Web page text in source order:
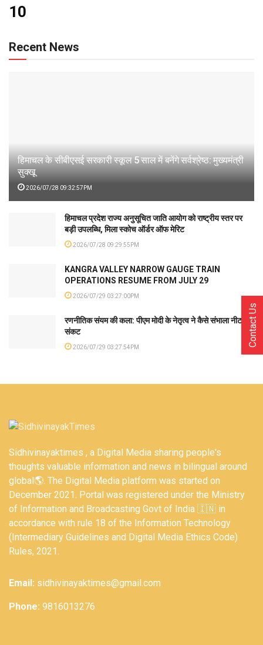
10
Recent News
हिमाचल के सीबीएसई सरकारी स्कूल 5 साल में बनेंगे सर्वश्रेष्ठ: मुख्यमंत्री
सुक्खू
2026/07/28 09:32:57PM
हिमाचल प्रदेश राज्य अनुसूचित जाति आयोग को राष्ट्रीय स्तर पर
बड़ी उपलब्धि, मिला स्कोच ऑर्डर ऑफ मेरिट
2026/07/28 09:29:55PM
KANGRA VALLEY NARROW GAUGE TRAIN
OPERATIONS RESUME FROM JULY 29
2026/07/29 03:27:00PM
रणनीतिक संयम की कला: पीएम मोदी के नेतृत्व ने कैसे संभाला नीट
संकट
2026/07/29 03:27:54PM
Sidhivinayaktimes , a Digital Media sharing people's
thoughts valuable information and news in bilingual around
global🌎. The Digital Media platform was started on
December 2021. Portal was registered under the Ministry
of Information and Broadcasting Govt of India 🇮🇳 in
accordance with rule 18 of the Information Technology
(Intermediary Guidelines and Digital Media Ethics Code)
Rules, 2021.
Email: sidhivinayaktimes@gmail.com
Phone: 9816013276
Contact Us